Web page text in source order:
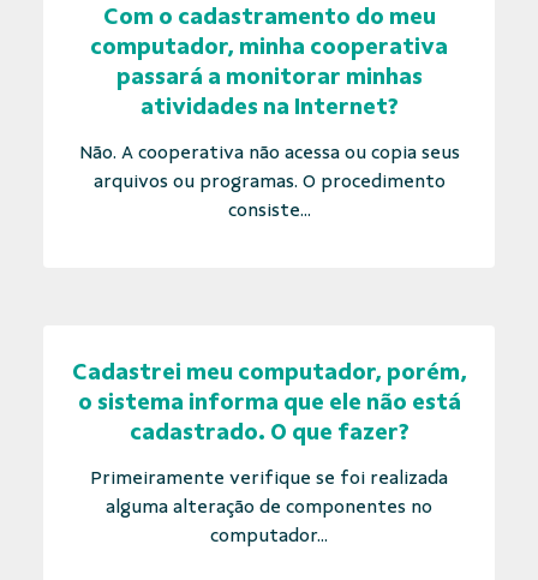
Com o cadastramento do meu
computador, minha cooperativa
passará a monitorar minhas
atividades na Internet?
Não. A cooperativa não acessa ou copia seus
arquivos ou programas. O procedimento
consiste...
Cadastrei meu computador, porém,
o sistema informa que ele não está
cadastrado. O que fazer?
Primeiramente verifique se foi realizada
alguma alteração de componentes no
computador...